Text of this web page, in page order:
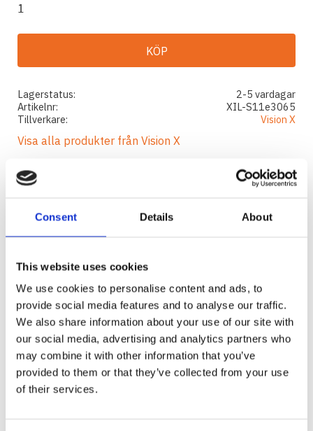
Consent Details About
This website uses cookies
We use cookies to personalise content and ads, to
provide social media features and to analyse our traffic.
We also share information about your use of our site with
our social media, advertising and analytics partners who
may combine it with other information that you’ve
provided to them or that they’ve collected from your use
of their services.
KÖP
Lagerstatus
2-5 vardagar
Artikelnr
XIL-S11e3065
Tillverkare
Vision X
Visa alla produkter från Vision X
Ge ett omdöme!
löjligt låg strömförbrukning, IP-68 klassning,
mesta möjligt.
Data:
Lamphuset är tillverkat i 6061 aluminium.
Enkel installation med +/- kabel.
Spänning: 9-48V
Litet inbyggnadsmått.